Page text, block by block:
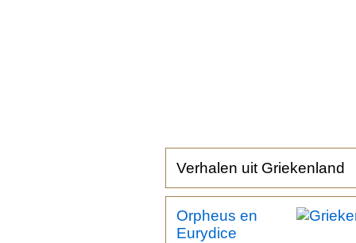
Verhalen uit Griekenland
Orpheus en
Eurydice